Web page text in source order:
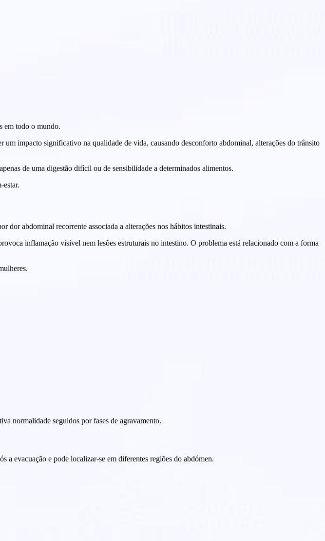
em todo o mundo.
impacto significativo na qualidade de vida, causando desconforto abdominal, alterações do trânsito
de uma digestão difícil ou de sensibilidade a determinados alimentos.
estar.
dor abdominal recorrente associada a alterações nos hábitos intestinais.
inflamação visível nem lesões estruturais no intestino. O problema está relacionado com a forma
normalidade seguidos por fases de agravamento.
a evacuação e pode localizar-se em diferentes regiões do abdómen.